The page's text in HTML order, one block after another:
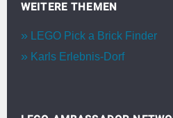
WEITERE THEMEN
LEGO Pick a Brick Finder
Karls Erlebnis-Dorf